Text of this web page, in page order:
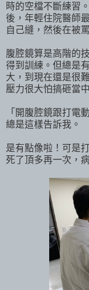
時的空檔不斷練習
後，年輕住院醫師
自己縫，然後在被
腹腔鏡算是高階的
得到訓練。但總是
大，到現在還是很
壓力很大怕搞砸當
「開腹腔鏡跟打電
總是這樣告訴我。
是有點像啦！可是
死了頂多再一次，